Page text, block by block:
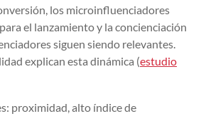
los microinfluenciadores
el lanzamiento y la concienciación
siguen siendo relevantes.
explican esta dinámica (estudio
proximidad, alto índice de